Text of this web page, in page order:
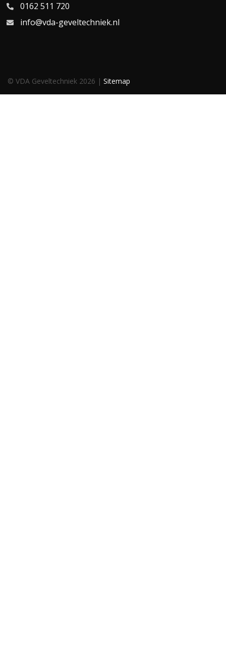
0162 511 720
info@vda-geveltechniek.nl
© VDA Geveltechniek 2026 | Sitemap